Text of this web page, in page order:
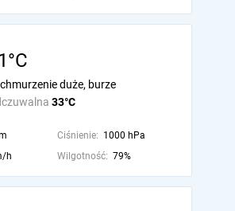
33°C
duże, burze
Ciśnienie: 1000 hPa
h Wilgotność: 79%